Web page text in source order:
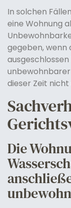
In solchen
eine Wohnung
gegeben, wenn
dieser Zeit
Die